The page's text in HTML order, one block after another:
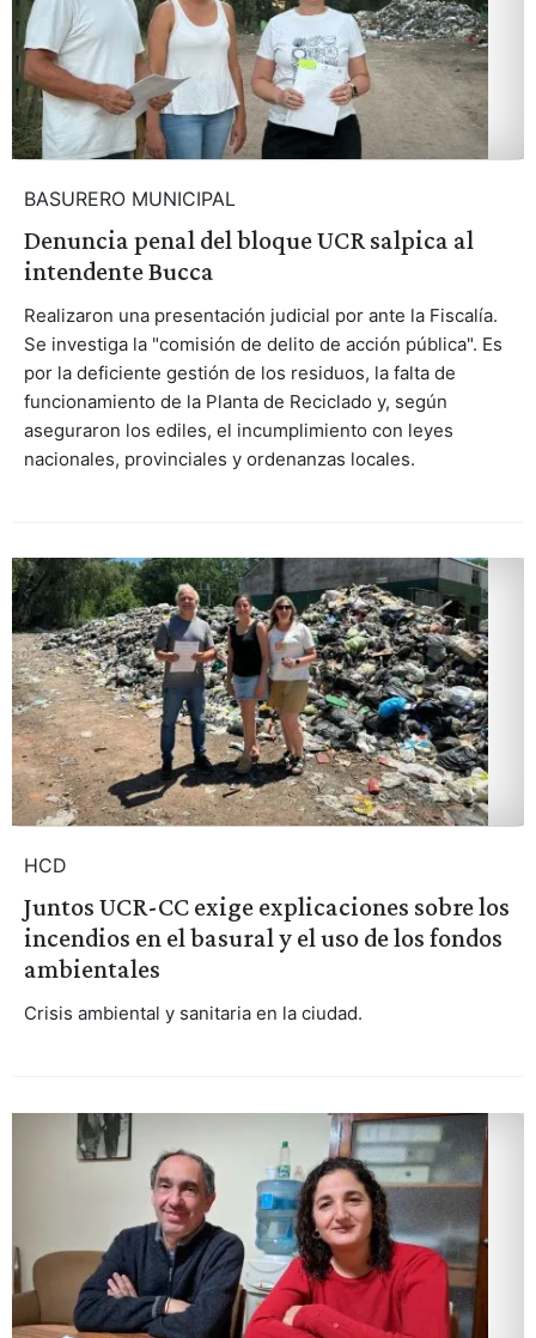
BASURERO MUNICIPAL
Denuncia penal del bloque UCR salpica al
intendente Bucca
Realizaron una presentación judicial por ante la Fiscalía.
Se investiga la "comisión de delito de acción pública". Es
por la deficiente gestión de los residuos, la falta de
funcionamiento de la Planta de Reciclado y, según
aseguraron los ediles, el incumplimiento con leyes
nacionales, provinciales y ordenanzas locales.
HCD
Juntos UCR-CC exige explicaciones sobre los
incendios en el basural y el uso de los fondos
ambientales
Crisis ambiental y sanitaria en la ciudad.